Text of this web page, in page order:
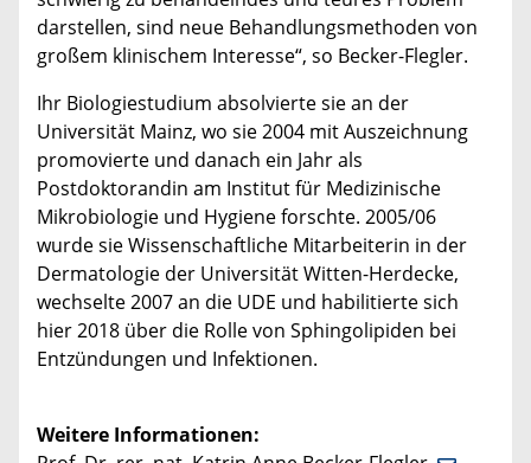
darstellen, sind neue Behandlungsmethoden von
großem klinischem Interesse“, so Becker-Flegler.
Ihr Biologiestudium absolvierte sie an der
Universität Mainz, wo sie 2004 mit Auszeichnung
promovierte und danach ein Jahr als
Postdoktorandin am Institut für Medizinische
Mikrobiologie und Hygiene forschte. 2005/06
wurde sie Wissenschaftliche Mitarbeiterin in der
Dermatologie der Universität Witten-Herdecke,
wechselte 2007 an die UDE und habilitierte sich
hier 2018 über die Rolle von Sphingolipiden bei
Entzündungen und Infektionen.
Weitere Informationen: